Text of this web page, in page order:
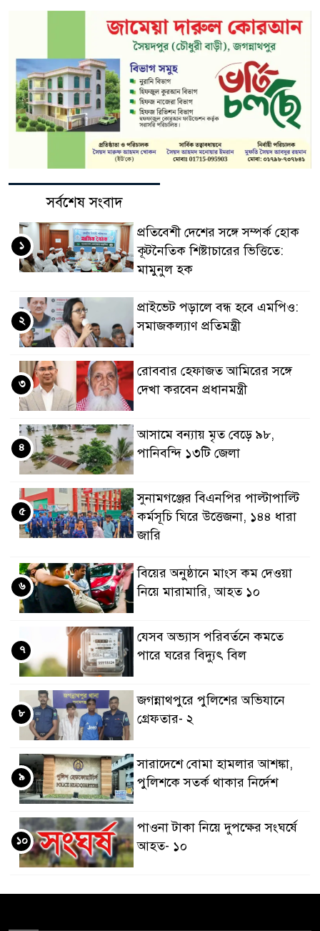
সর্বশেষ সংবাদ
প্রতিবেশী দেশের সঙ্গে সম্পর্ক হোক
কূটনৈতিক শিষ্টাচারের ভিত্তিতে:
মামুনুল হক
১
প্রাইভেট পড়ালে বন্ধ হবে এমপিও:
সমাজকল্যাণ প্রতিমন্ত্রী
২
রোববার হেফাজত আমিরের সঙ্গে
দেখা করবেন প্রধানমন্ত্রী
৩
আসামে বন্যায় মৃত বেড়ে ৯৮,
পানিবন্দি ১৩টি জেলা
৪
সুনামগঞ্জের বিএনপির পাল্টাপাল্টি
কর্মসূচি ঘিরে উত্তেজনা, ১৪৪ ধারা
জারি
৫
বিয়ের অনুষ্ঠানে মাংস কম দেওয়া
নিয়ে মারামারি, আহত ১০
৬
যেসব অভ্যাস পরিবর্তনে কমতে
পারে ঘরের বিদ্যুৎ বিল
৭
জগন্নাথপুরে পুলিশের অভিযানে
গ্রেফতার- ২
৮
সারাদেশে বোমা হামলার আশঙ্কা,
পুলিশকে সতর্ক থাকার নির্দেশ
৯
পাওনা টাকা নিয়ে দুপক্ষের সংঘর্ষে
আহত- ১০
১০